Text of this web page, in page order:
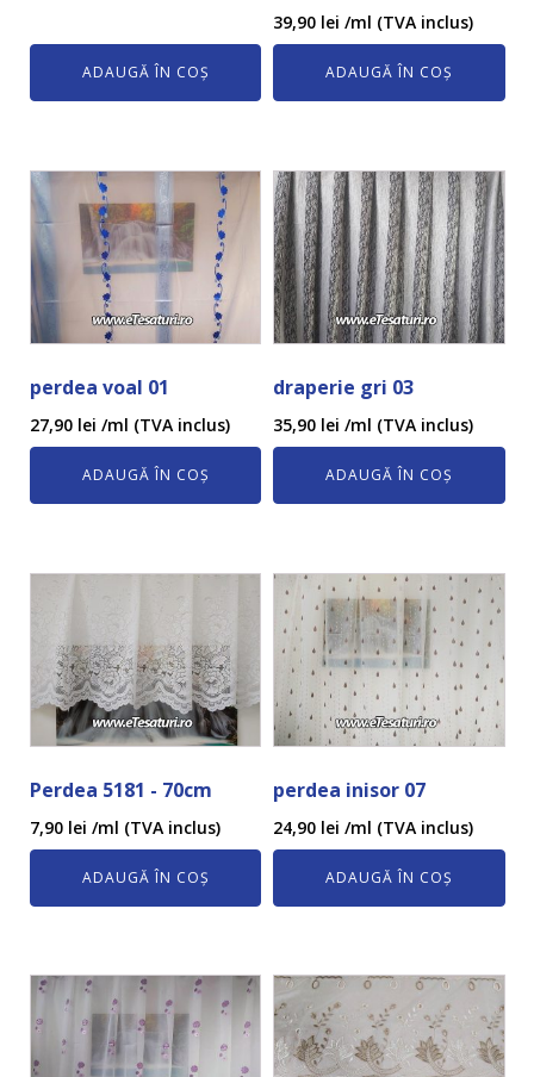
ADAUGĂ ÎN COȘ
39,90 lei /ml (TVA inclus)
ADAUGĂ ÎN COȘ
perdea voal 01
27,90 lei /ml (TVA inclus)
ADAUGĂ ÎN COȘ
draperie gri 03
35,90 lei /ml (TVA inclus)
ADAUGĂ ÎN COȘ
Perdea 5181 - 70cm
7,90 lei /ml (TVA inclus)
ADAUGĂ ÎN COȘ
perdea inisor 07
24,90 lei /ml (TVA inclus)
ADAUGĂ ÎN COȘ